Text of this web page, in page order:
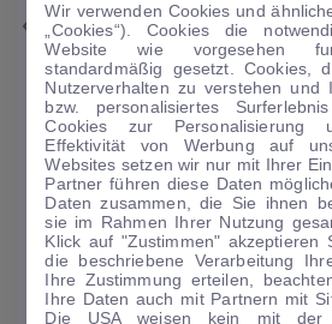
Opel Corsa
Elegance 1.2T*Autom LED R-Kam
33.297 km· 07/2023· Benzin·Automatik
Finanzierung
134€/mtl.
0 € Anzahlung ·60 Monate ·
Wir verwenden Cookies und
„Cookies“). Cookies die
Website wie vorgesehen
standardmäßig gesetzt. Cookies,
Nutzerverhalten zu verstehen und
bzw. personalisiertes
Cookies zur Personalisierung
Effektivität von Werbung auf
Websites setzen wir nur mit Ihrer
Partner führen diese Daten
Daten zusammen, die Sie ihnen
sie im Rahmen Ihrer Nutzung
Klick auf "Zustimmen" akzeptieren
die beschriebene Verarbeitung
Ihre Zustimmung erteilen,
Ihre Daten auch mit Partnern mit
Die USA weisen kein mit der